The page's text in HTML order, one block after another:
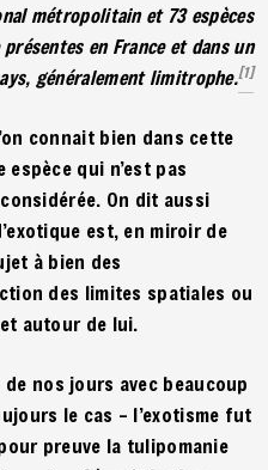
métropolitain et 73 espèces
en France et dans un
généralement limitrophe.[1]
connait bien dans cette
espèce qui n’est pas
On dit aussi
est, en miroir de
à bien des
des limites spatiales ou
autour de lui.
de nos jours avec beaucoup
le cas – l’exotisme fut
preuve la tulipomanie